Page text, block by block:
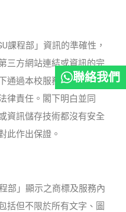
課程部」資訊的準確性，
三方網站連結或資訊的完
通過本校服務提交的任何
律責任。閣下明白並同
資訊儲存技術都沒有安全
此作出保證。
部」顯示之商標及服務內
括但不限於所有文字、圖
聯絡我們